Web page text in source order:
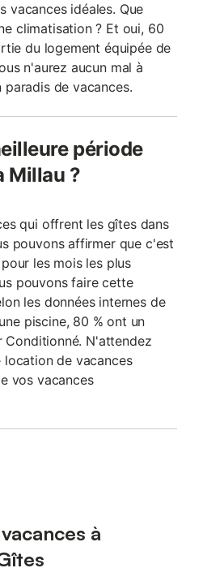
vacances idéales. Que
climatisation ? Et oui, 60
du logement équipée de
n'aurez aucun mal à
de vacances.
période
Millau ?
qui offrent les gîtes dans
pouvons affirmer que c'est
les mois les plus
pouvons faire cette
les données internes de
piscine, 80 % ont un
Conditionné. N'attendez
location de vacances
vos vacances
à